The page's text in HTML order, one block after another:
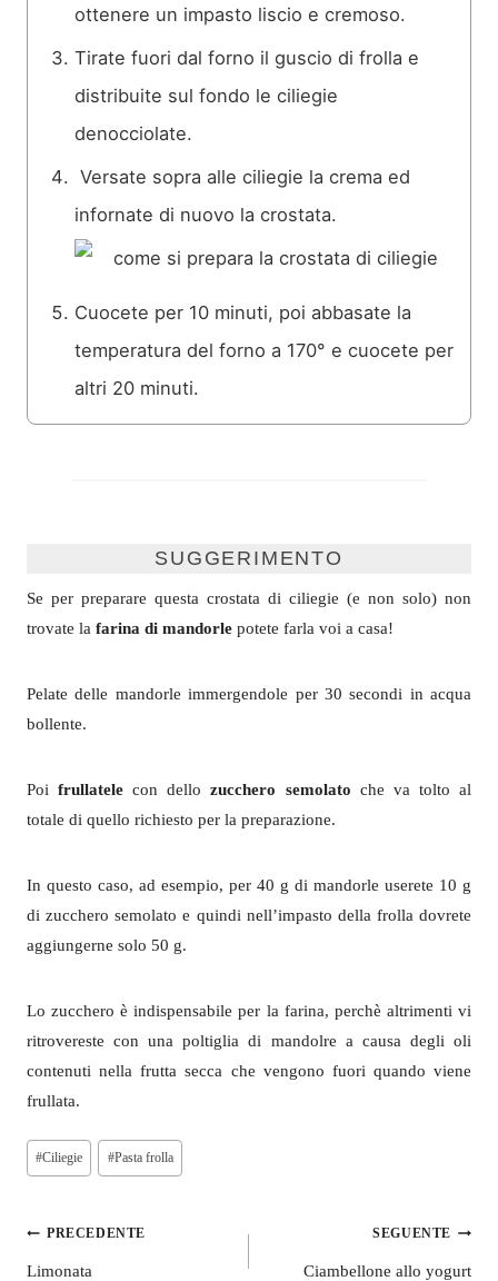
ottenere un impasto liscio e cremoso.
Tirate fuori dal forno il guscio di frolla e
distribuite sul fondo le ciliegie
denocciolate.
Versate sopra alle ciliegie la crema ed
infornate di nuovo la crostata.
Cuocete per 10 minuti, poi abbasate la
temperatura del forno a 170° e cuocete per
altri 20 minuti.
SUGGERIMENTO
Se per preparare questa crostata di ciliegie (e non solo) non
trovate la farina di mandorle potete farla voi a casa!
Pelate delle mandorle immergendole per 30 secondi in acqua
bollente.
Poifrullatele con dellozucchero semolato che va tolto al
totale di quello richiesto per la preparazione.
In questo caso, ad esempio, per 40 g di mandorle userete 10 g
di zucchero semolato e quindi nell’impasto della frolla dovrete
aggiungerne solo 50 g.
Lo zucchero è indispensabile per la farina, perchè altrimenti vi
ritrovereste con una poltiglia di mandolre a causa degli oli
contenuti nella frutta secca che vengono fuori quando viene
frullata.
Tag
articolo:
#Ciliegie #Pasta frolla
Navigazione
PRECEDENTE
Limonata
SEGUENTE
Ciambellone allo yogurt